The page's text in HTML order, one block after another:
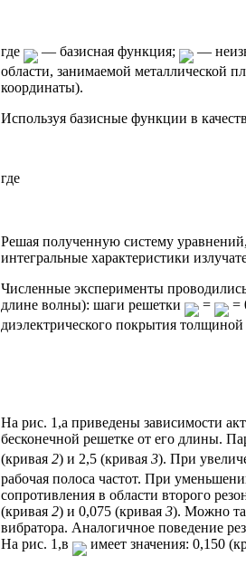
где — базисная функция;
—
области, занимаемой металлической
координаты).
Используя базисные функции в
где
Решая полученную систему уравнений,
интегральные характеристики
Численные эксперименты
длине волны): шаги решетки
= =
диэлектрического покрытия толщиной
На рис. 1,а приведены зависимости
бесконечной решетке от его длины.
(кривая 2) и 2,5 (кривая 3). При
рабочая полоса частот. При
сопротивления в области второго
(кривая 2) и 0,075 (кривая 3). Можно
вибратора. Аналогичное поведение
На рис. 1,в
имеет значения: 0,150